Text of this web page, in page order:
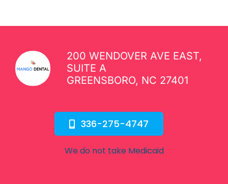
200 WENDOVER AVE EAST,
SUITE A
GREENSBORO, NC 27401
336-275-4747
We do not take Medicaid